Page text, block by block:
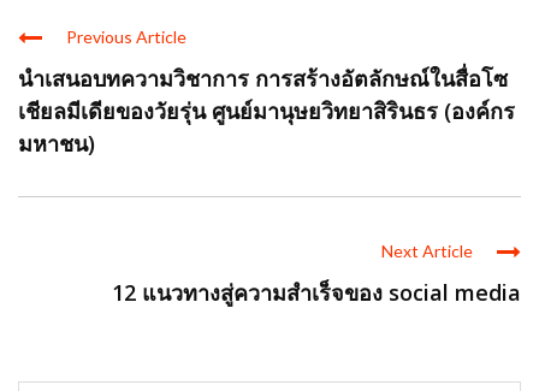
Previous Article
นำเสนอบทความวิชาการ การสร้างอัตลักษณ์ในสื่อโซ
เชียลมีเดียของวัยรุ่น ศูนย์มานุษยวิทยาสิรินธร (องค์กร
มหาชน)
Next Article
12 แนวทางสู่ความสำเร็จของ social media